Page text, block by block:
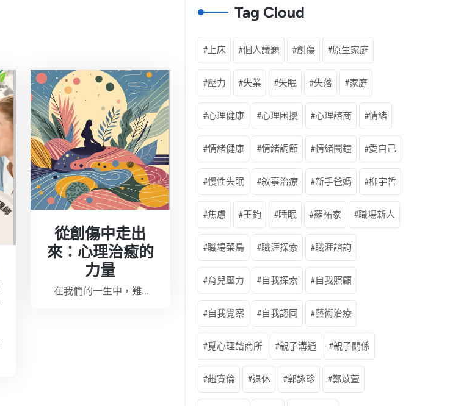
從創傷中走出
來：心理治癒的
力量
在我們的一生中，難...
Tag Cloud
上床 個人議題 創傷 原生家庭
壓力 失業 失眠 失落 家庭
心理健康 心理困擾 心理諮商 情緒
情緒健康 情緒調節 情緒鬧鐘 愛自己
慢性失眠 敘事治療 新手爸媽 柳宇哲
焦慮 王鈞 睡眠 羅祐家 職場新人
職場菜鳥 職涯探索 職涯諮詢
育兒壓力 自我探索 自我照顧
自我覺察 自我認同 藝術治療
覓心理諮商所 親子溝通 親子關係
趙寬倫 退休 郭詠珍 鄭苡萱